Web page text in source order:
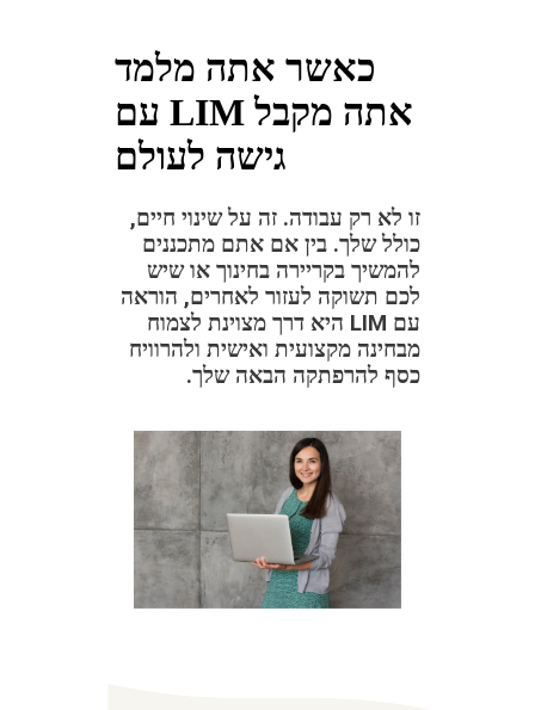
כאשר אתה מלמד
עם LIM אתה מקבל
גישה לעולם
זו לא רק עבודה. זה על שינוי חיים,
כולל שלך. בין אם אתם מתכננים
להמשיך בקריירה בחינוך או שיש
לכם תשוקה לעזור לאחרים, הוראה
עם LIM היא דרך מצוינת לצמוח
מבחינה מקצועית ואישית ולהרוויח
כסף להרפתקה הבאה שלך.